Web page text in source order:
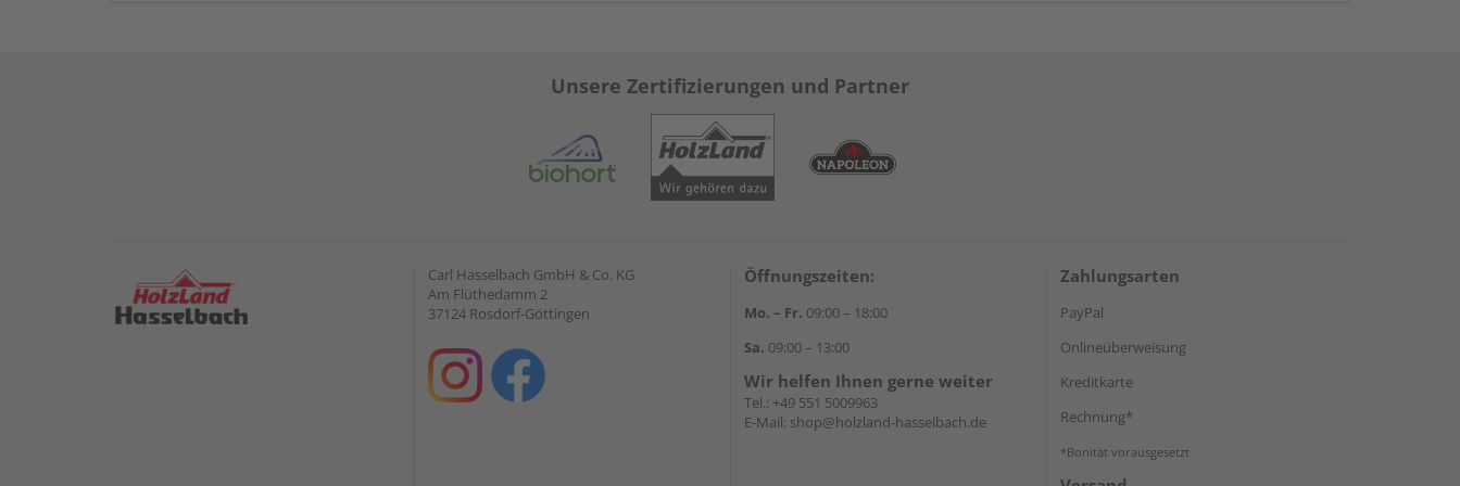
Unsere Zertifizierungen und Partner
Carl Hasselbach GmbH & Co. KG
Am Flüthedamm 2
37124 Rosdorf-Göttingen
Öffnungszeiten:
Mo. – Fr. 09:00 – 18:00
Sa. 09:00 – 13:00
Wir helfen Ihnen gerne weiter
Tel.: +49 551 5009963
E-Mail: shop@holzland-hasselbach.de
Zahlungsarten
PayPal
Onlineüberweisung
Kreditkarte
Rechnung*
*Bonität vorausgesetzt